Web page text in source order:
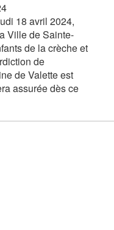
18 avril 2024,
Ville de Sainte-
de la crèche et
de
de Valette est
assurée dès ce